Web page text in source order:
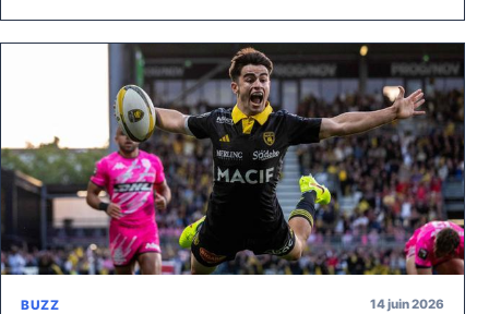
BUZZ 14 juin 2026